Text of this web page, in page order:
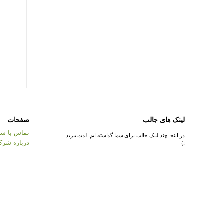
لینک های جالب
در اینجا چند لینک جالب برای شما گذاشته ایم. لذت ببرید!
:)
صفحات
تماس با
درباره